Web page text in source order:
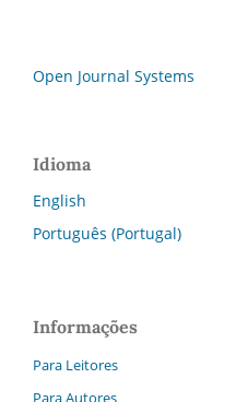
Open Journal Systems
Idioma
English
Português (Portugal)
Informações
Para Leitores
Para Autores